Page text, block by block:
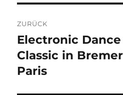
ZURÜCK
Vorheriger
Beitrag:
Electronic
Classic in
Paris